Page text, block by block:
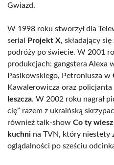
Gwiazd.
W 1998 roku stworzył dla
serial
Projekt X, składający
podróży po świecie. W 2001
produkcjach: gangstera Alexa
Pasikowskiego, Petroniusza w
Kawalerowicza oraz
leszcza. W 2002 roku nagrał
cię” razem z ukraińską
również talk-show Co ty
kuchni na TVN, który niestety
oglądalności po sześciu